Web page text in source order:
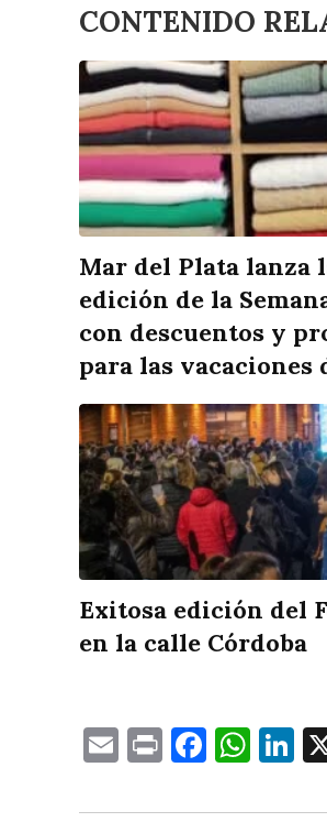
CONTENIDO
Mar del Plata lanza
edición de la
con descuentos y
para las
Exitosa edición del
en la calle Córdoba
EmailPrint